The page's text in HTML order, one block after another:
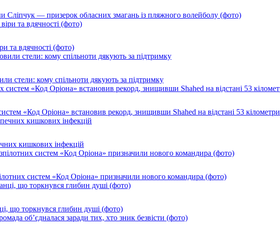
Сліпчук — призерок обласних змагань із пляжного волейболу (фото)
та вдячності (фото)
стели: кому спільноти дякують за підтримку
«Код Оріона» встановив рекорд, знищивши Shahed на відстані 53 кілометри
кишкових інфекцій
систем «Код Оріона» призначили нового командира (фото)
що торкнувся глибин душі (фото)